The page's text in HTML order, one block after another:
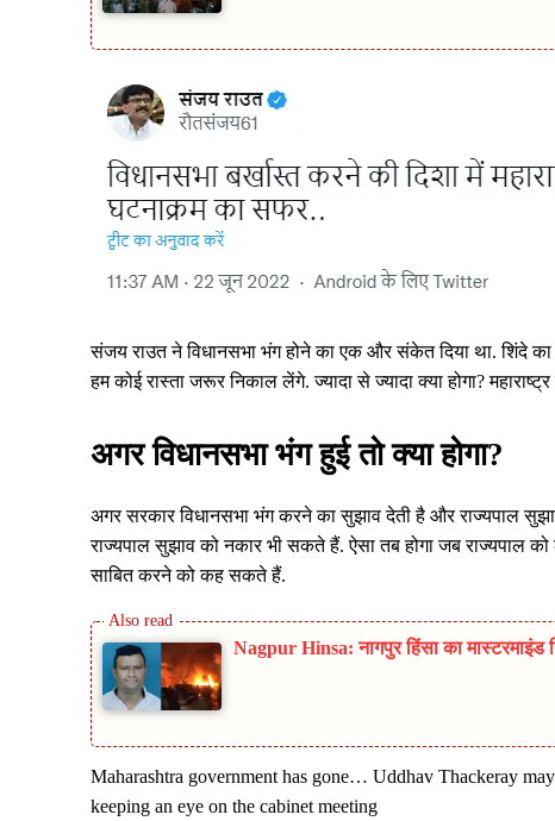
संजय राउत ने विधानसभा भंग होने का एक और संकेत दिया था. शिंदे
हम कोई रास्ता जरूर निकाल लेंगे. ज्यादा से ज्यादा क्या होगा?
अगर विधानसभा भंग हुई तो क्या होगा?
अगर सरकार विधानसभा भंग करने का सुझाव देती है और राज्यपाल
राज्यपाल सुझाव को नकार भी सकते हैं. ऐसा तब होगा जब राज्यपाल
साबित करने को कह सकते हैं.
Nagpur Hinsa: नागपुर हिंसा का
Maharashtra government has gone… Uddhav Thackeray
keeping an eye on the cabinet meeting